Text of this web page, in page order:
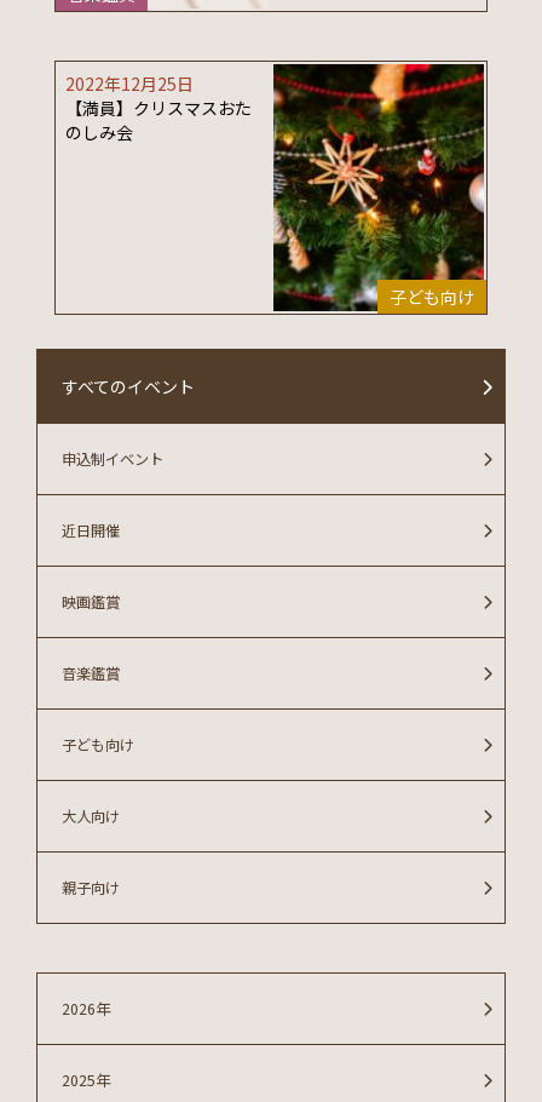
子ども向け
2022年12月25日
【満員】クリスマスおた
のしみ会
すべてのイベント
親子向け
大人向け
子ども向け
音楽鑑賞
映画鑑賞
近日開催
申込制イベント
2026年
2025年